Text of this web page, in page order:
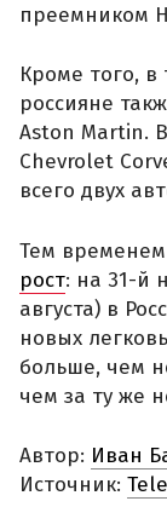
преемником
Кроме того,
россияне
Aston Martin.
Chevrolet
всего двух
Тем
рост: на 31-й
августа) в
новых
больше, чем
чем за ту же
Автор: Иван
Источник: